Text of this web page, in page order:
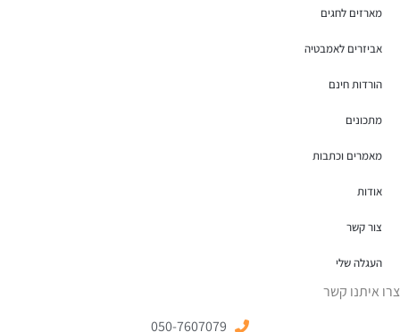
מארזים לחגים
אביזרים לאמבטיה
הורדות חינם
מתכונים
מאמרים וכתבות
אודות
צור קשר
העגלה שלי
צרו איתנו קשר
050-7607079